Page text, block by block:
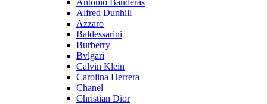
Antonio Banderas
Alfred Dunhill
Azzaro
Baldessarini
Burberry
Bvlgari
Calvin Klein
Carolina Herrera
Chanel
Christian Dior